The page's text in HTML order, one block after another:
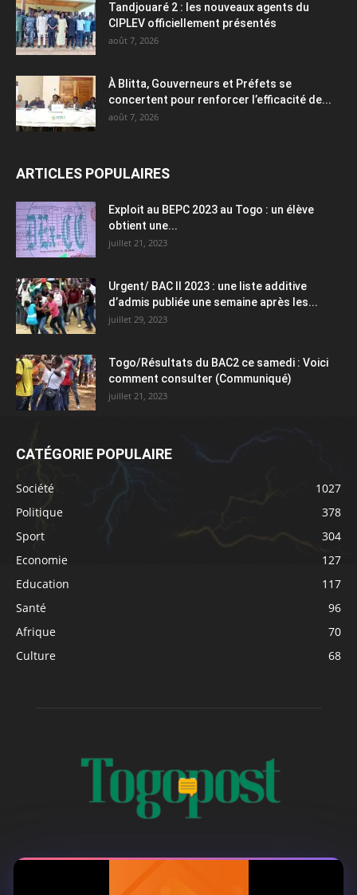
Tandjouaré 2 : les nouveaux agents du
CIPLEV officiellement présentés
août 7, 2026
À Blitta, Gouverneurs et Préfets se
concertent pour renforcer l’efficacité de...
août 7, 2026
ARTICLES POPULAIRES
Exploit au BEPC 2023 au Togo : un élève
obtient une...
juillet 21, 2023
Urgent/ BAC II 2023 : une liste additive
d’admis publiée une semaine après les...
juillet 29, 2023
Togo/Résultats du BAC2 ce samedi : Voici
comment consulter (Communiqué)
juillet 21, 2023
CATÉGORIE POPULAIRE
Société
1027
Politique
378
Sport
304
Economie
127
Education
117
Santé
96
Afrique
70
Culture
68